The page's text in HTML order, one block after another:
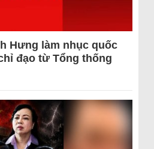
Hưng làm nhục quốc
đạo từ Tổng thống